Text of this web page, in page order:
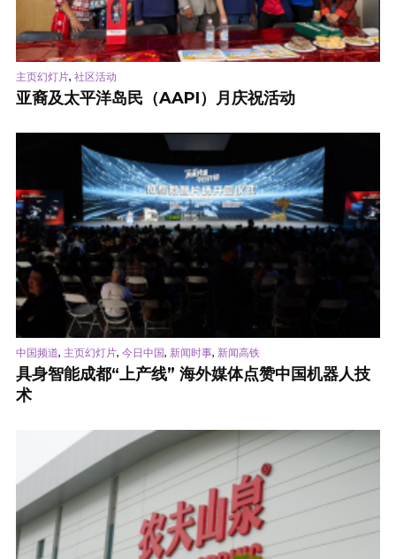
主页幻灯片, 社区活动
亚裔及太平洋岛民（AAPI）月庆祝活动
中国频道, 主页幻灯片, 今日中国, 新闻时事, 新闻高铁
具身智能成都“上产线” 海外媒体点赞中国机器人技
术